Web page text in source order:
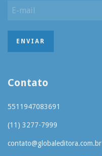
Contato
5511947083691
(11) 3277-7999
contato@globaleditora.com.br